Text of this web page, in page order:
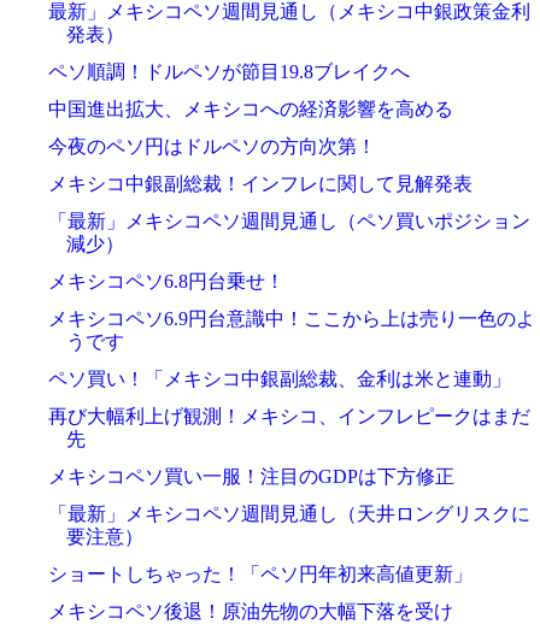
最新」メキシコペソ週間見通し（メキシコ中銀政策金利
発表）
ペソ順調！ドルペソが節目19.8ブレイクへ
中国進出拡大、メキシコへの経済影響を高める
今夜のペソ円はドルペソの方向次第！
メキシコ中銀副総裁！インフレに関して見解発表
「最新」メキシコペソ週間見通し（ペソ買いポジション
減少）
メキシコペソ6.8円台乗せ！
メキシコペソ6.9円台意識中！ここから上は売り一色のよ
うです
ペソ買い！「メキシコ中銀副総裁、金利は米と連動」
再び大幅利上げ観測！メキシコ、インフレピークはまだ
先
メキシコペソ買い一服！注目のGDPは下方修正
「最新」メキシコペソ週間見通し（天井ロングリスクに
要注意）
ショートしちゃった！「ペソ円年初来高値更新」
メキシコペソ後退！原油先物の大幅下落を受け